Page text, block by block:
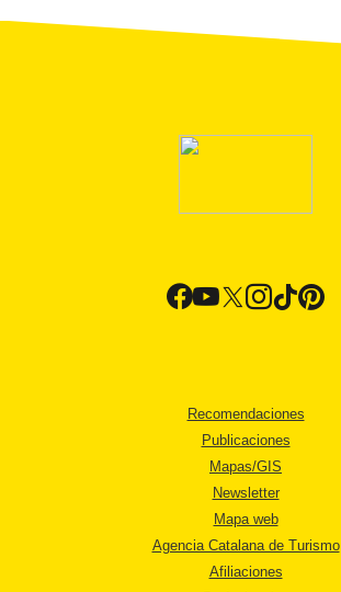
Recomendaciones
Publicaciones
Mapas/GIS
Newsletter
Mapa web
Agencia Catalana de Turismo
Afiliaciones